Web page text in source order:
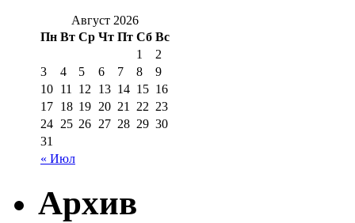
Август 2026
Пн Вт Ср Чт Пт Сб Вс
« Июл
1
2
3
4 5 6 7 8
9
10 11 12 13 14 15 16
17 18 19 20 21 22 23
24 25 26 27 28 29 30
31
Архив